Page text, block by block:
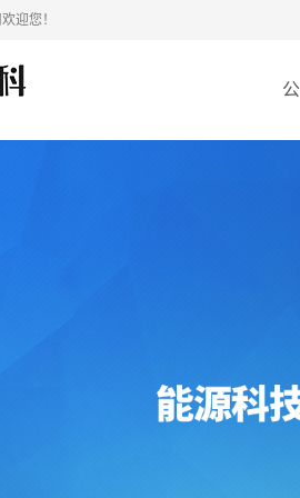
迎您！